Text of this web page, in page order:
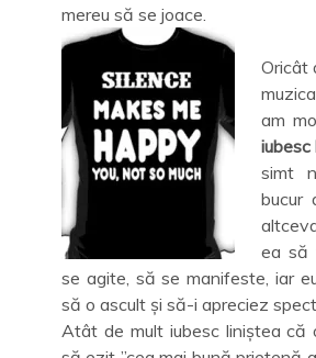
mereu să se joace.
Oricât
am
iubesc
simt
bucur
ea să
se agite, să se manifeste, iar
să o ascult și să-i apreciez
Atât de mult iubesc liniștea că